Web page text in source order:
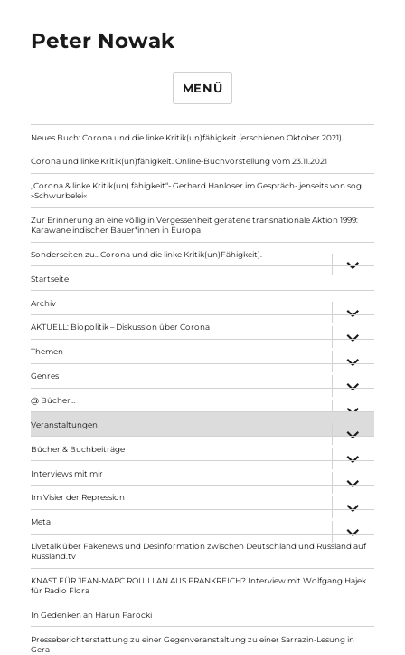
Peter Nowak
MENÜ
Neues Buch: Corona und die linke Kritik(un)fähigkeit (erschienen Oktober 2021)
Corona und linke Kritik(un)fähigkeit. Online-Buchvorstellung vom 23.11.2021
„Corona & linke Kritik(un) fähigkeit“- Gerhard Hanloser im Gespräch- jenseits von sog.
»Schwurbelei«
Zur Erinnerung an eine völlig in Vergessenheit geratene transnationale Aktion 1999:
Karawane indischer Bauer*innen in Europa
Sonderseiten zu…Corona und die linke Kritik(un)Fähigkeit).
anzeigen
Startseite
Archiv
anzeigen
AKTUELL: Biopolitik – Diskussion über Corona
anzeigen
Themen
anzeigen
Genres
anzeigen
@ Bücher…
Veranstaltungen
anzeigen
Bücher & Buchbeiträge
anzeigen
Interviews mit mir
anzeigen
Im Visier der Repression
anzeigen
Meta
anzeigen
Livetalk über Fakenews und Desinformation zwischen Deutschland und Russland auf
Russland.tv
KNAST FÜR JEAN-MARC ROUILLAN AUS FRANKREICH? Interview mit Wolfgang Hajek
für Radio Flora
In Gedenken an Harun Farocki
Presseberichterstattung zu einer Gegenveranstaltung zu einer Sarrazin-Lesung in
Gera